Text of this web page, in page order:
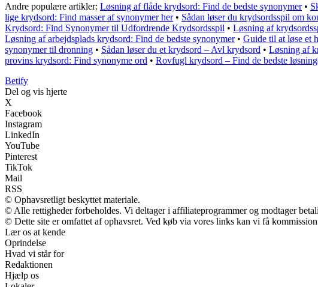
Andre populære artikler: Løsning af flåde krydsord: Find de bedste synonymer•
lige krydsord: Find masser af synonymer her• Sådan løser du krydsordsspil om
Krydsord: Find Synonymer til Udfordrende Krydsordsspil • Løsning af
Løsning af arbejdsplads krydsord: Find de bedste synonymer• Guide til at løse et
synonymer til dronning • Sådan løser du et krydsord – Avl krydsord • Løsning af
provins krydsord: Find synonyme ord • Rovfugl krydsord – Find de bedste
Betify
Del og vis hjerte
X
Facebook
Instagram
LinkedIn
YouTube
Pinterest
TikTok
Mail
RSS
© Ophavsretligt beskyttet materiale.
© Alle rettigheder forbeholdes. Vi deltager i affiliateprogrammer og modtager
© Dette site er omfattet af ophavsret. Ved køb via vores links kan vi få
Lær os at kende
Oprindelse
Hvad vi står for
Redaktionen
Hjælp os